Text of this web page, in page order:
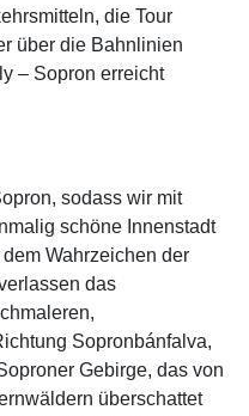
die Tour
über die Bahnlinien
– Sopron erreicht
sodass wir mit
schöne Innenstadt
Wahrzeichen der
das
Sopronbánfalva,
Gebirge, das von
überschattet